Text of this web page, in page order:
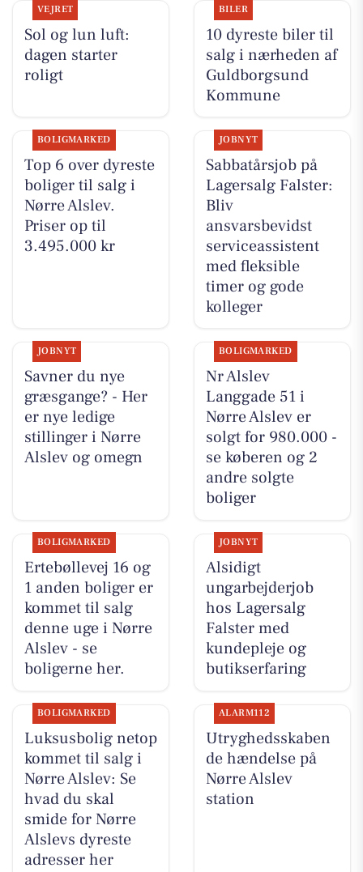
VEJRET
Sol og lun luft:
dagen starter
roligt
BILER
10 dyreste biler til
salg i nærheden af
Guldborgsund
Kommune
BOLIGMARKED
Top 6 over dyreste
boliger til salg i
Nørre Alslev.
Priser op til
3.495.000 kr
JOBNYT
Sabbatårsjob på
Lagersalg Falster:
Bliv
ansvarsbevidst
serviceassistent
med fleksible
timer og gode
kolleger
JOBNYT
Savner du nye
græsgange? - Her
er nye ledige
stillinger i Nørre
Alslev og omegn
BOLIGMARKED
Nr Alslev
Langgade 51 i
Nørre Alslev er
solgt for 980.000 -
se køberen og 2
andre solgte
boliger
BOLIGMARKED
Ertebøllevej 16 og
1 anden boliger er
kommet til salg
denne uge i Nørre
Alslev - se
boligerne her.
JOBNYT
Alsidigt
ungarbejderjob
hos Lagersalg
Falster med
kundepleje og
butikserfaring
BOLIGMARKED
Luksusbolig netop
kommet til salg i
Nørre Alslev: Se
hvad du skal
smide for Nørre
Alslevs dyreste
adresser her
ALARM112
Utryghedsskaben
de hændelse på
Nørre Alslev
station